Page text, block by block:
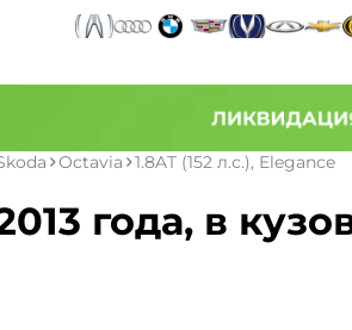
Octavia 1.8AT (152 л.с.), Elegance
года, в